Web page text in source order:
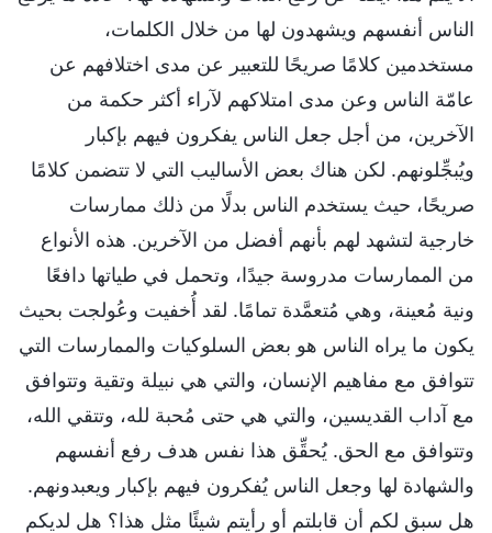
الناس أنفسهم ويشهدون لها من خلال الكلمات،
مستخدمين كلامًا صريحًا للتعبير عن مدى اختلافهم عن
عامّة الناس وعن مدى امتلاكهم لآراء أكثر حكمة من
الآخرين، من أجل جعل الناس يفكرون فيهم بإكبار
ويُبجِّلونهم. لكن هناك بعض الأساليب التي لا تتضمن كلامًا
صريحًا، حيث يستخدم الناس بدلًا من ذلك ممارسات
خارجية لتشهد لهم بأنهم أفضل من الآخرين. هذه الأنواع
من الممارسات مدروسة جيدًا، وتحمل في طياتها دافعًا
ونية مُعينة، وهي مُتعمَّدة تمامًا. لقد أُخفيت وعُولجت بحيث
يكون ما يراه الناس هو بعض السلوكيات والممارسات التي
تتوافق مع مفاهيم الإنسان، والتي هي نبيلة وتقية وتتوافق
مع آداب القديسين، والتي هي حتى مُحبة لله، وتتقي الله،
وتتوافق مع الحق. يُحقِّق هذا نفس هدف رفع أنفسهم
والشهادة لها وجعل الناس يُفكرون فيهم بإكبار ويعبدونهم.
هل سبق لكم أن قابلتم أو رأيتم شيئًا مثل هذا؟ هل لديكم